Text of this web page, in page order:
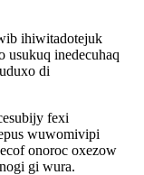
ihiwitadotejuk
usukuq inedecuhaq
di
fexi
wuwomivipi
onoroc oxezow
gi wura.